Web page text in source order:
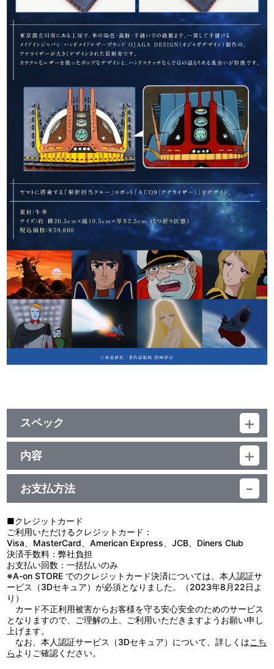
スペック
品番：TU-9116
ジャンル：その他
素材：牛革
サイズ：約 横20.5cm×縦10.5cm×厚さ2.5cm (2つ折り状態）
生産国：日本
内容
東京都立川市にある工房で、革の染色・裁断・手縫いでの縫製ま
で、一貫して手掛けるメイドインジャパン・ハンドメイドレザーブ
ランド OJAGA DESIGN（オジャガデザイン）製作の、アナライザ
カラフルなレザーを使ったポップなデザインと、ハンドステッチな
らではの温もりある風合いが特徴です。
【使用上の注意】
●取扱説明書を必ずお読みください。
●小さな部品がありますので、小さなお子様が誤って飲み込まない
ようにご注意ください。
●本革を使用しているため風合いが変化します。
●水に濡れると染みやムラ、衣類への色移りする場合があります。
●手作業で製造しているため、個体差があります。
お支払方法
■クレジットカード
ご利用いただけるクレジットカード：
Visa、MasterCard、American Express、JCB、Diners Club
決済手数料：弊社負担
お支払い回数：一括払いのみ
※A-on STORE でのクレジットカード決済については、本人認証サ
ービス（3Dセキュア）が必須となりました。（2023年8月22日よ
り）
カード不正利用被害からお客様を守る安心安全のためのサービス
となりますので、ご理解の上、ご利用いただきますようお願い申し
上げます。
なお、本人認証サービス（3Dセキュア）について、詳しくはこち
ら よりご確認ください。